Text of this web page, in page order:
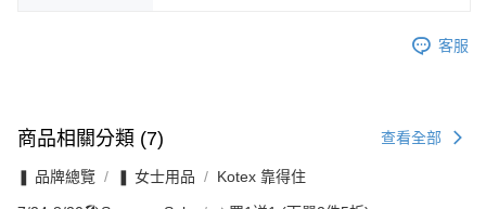
客服
商品相關分類 (7) 查看全部
❚ 品牌總覽 ❚ 女士用品 Kotex 靠得住